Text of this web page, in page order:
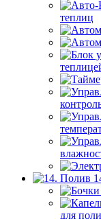
теплиц
для